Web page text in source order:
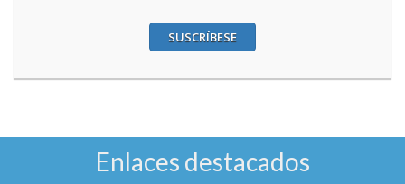
SUSCRÍBESE
Enlaces destacados